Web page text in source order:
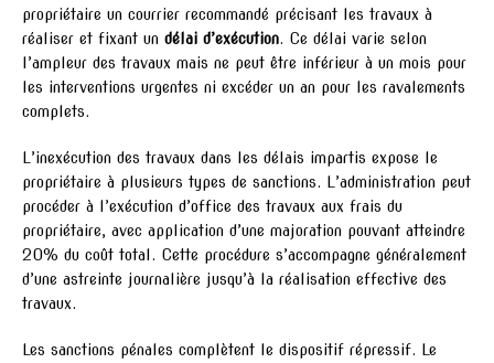
propriétaire un courrier recommandé précisant les travaux à
réaliser et fixant un délai d’exécution. Ce délai varie selon
l’ampleur des travaux mais ne peut être inférieur à un mois pour
les interventions urgentes ni excéder un an pour les ravalements
complets.
L’inexécution des travaux dans les délais impartis expose le
propriétaire à plusieurs types de sanctions. L’administration peut
procéder à l’exécution d’office des travaux aux frais du
propriétaire, avec application d’une majoration pouvant atteindre
20% du coût total. Cette procédure s’accompagne généralement
d’une astreinte journalière jusqu’à la réalisation effective des
travaux.
Les sanctions pénales complètent le dispositif répressif. Le